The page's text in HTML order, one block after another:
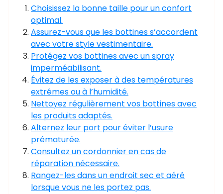
Choisissez la bonne taille pour un confort
optimal.
Assurez-vous que les bottines s’accordent
avec votre style vestimentaire.
Protégez vos bottines avec un spray
imperméabilisant.
Évitez de les exposer à des températures
extrêmes ou à l’humidité.
Nettoyez régulièrement vos bottines avec
les produits adaptés.
Alternez leur port pour éviter l’usure
prématurée.
Consultez un cordonnier en cas de
réparation nécessaire.
Rangez-les dans un endroit sec et aéré
lorsque vous ne les portez pas.